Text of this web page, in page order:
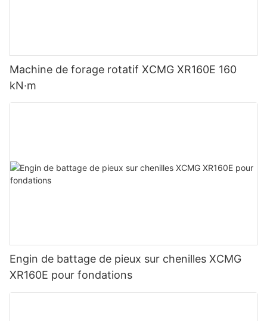
Machine de forage rotatif XCMG XR160E 160
kN·m
Engin de battage de pieux sur chenilles XCMG
XR160E pour fondations